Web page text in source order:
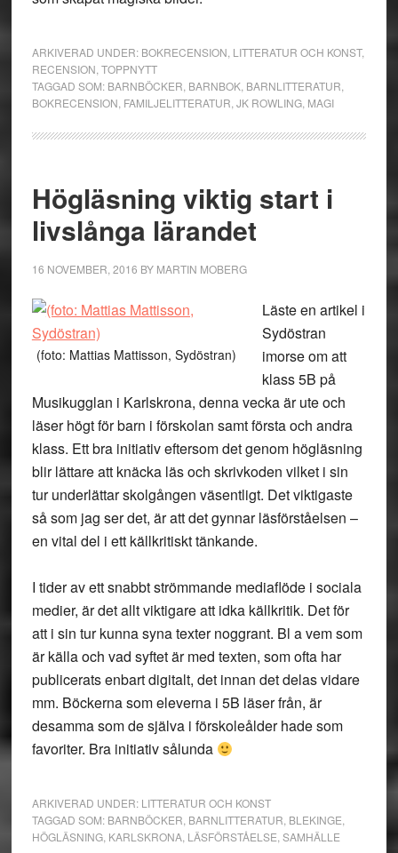
ARKIVERAD UNDER: BOKRECENSION LITTERATUR OCH KONST,
RECENSION TOPPNYTT
TAGGAD SOM: BARNBÖCKER BARNBOK, BARNLITTERATUR
BOKRECENSION FAMILJELITTERATUR JK ROWLING, MAGI
Högläsning viktig start i
livslånga lärandet
16 NOVEMBER, 2016 BY MARTIN MOBERG
(foto: Mattias Mattisson, Sydöstran)
Läste en artikel i
Sydöstran
imorse om att
klass 5B på
Musikugglan i Karlskrona, denna vecka är ute och
läser högt för barn i förskolan samt första och andra
klass. Ett bra initiativ eftersom det genom högläsning
blir lättare att knäcka läs och skrivkoden vilket i sin
tur underlättar skolgången väsentligt. Det viktigaste
så som jag ser det, är att det gynnar läsförståelsen –
en vital del i ett källkritiskt tänkande.
I tider av ett snabbt strömmande mediaflöde i sociala
medier, är det allt viktigare att idka källkritik. Det för
att i sin tur kunna syna texter noggrant. Bl a vem som
är källa och vad syftet är med texten, som ofta har
publicerats enbart digitalt, det innan det delas vidare
mm. Böckerna som eleverna i 5B läser från, är
desamma som de själva i förskoleålder hade som
favoriter. Bra initiativ sålunda
ARKIVERAD UNDER: LITTERATUR OCH KONST
TAGGAD SOM: BARNBÖCKER BARNLITTERATUR BLEKINGE
HÖGLÄSNING, KARLSKRONA, LÄSFÖRSTÅELSE SAMHÄLLE